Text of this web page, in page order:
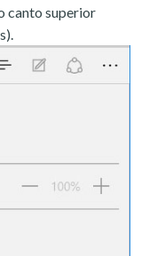
canto superior